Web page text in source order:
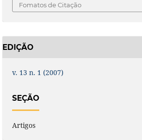
Fomatos de Citação
EDIÇÃO
v. 13 n. 1 (2007)
SEÇÃO
Artigos